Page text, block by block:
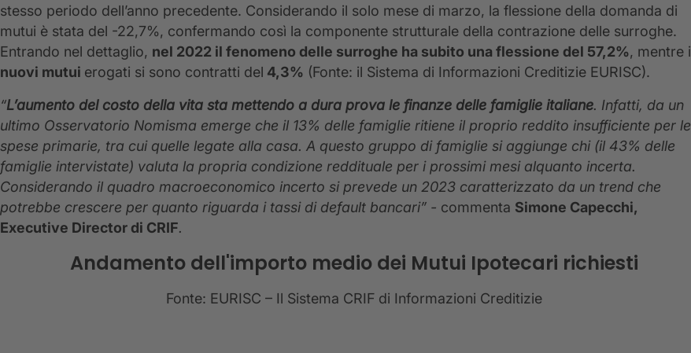
stesso periodo dell’anno precedente. Considerando il solo mese di marzo, la flessione della domanda di
mutui è stata del -22,7%, confermando così la componente strutturale della contrazione delle surroghe.
Entrando nel dettaglio, nel 2022 il fenomeno delle surroghe ha subito una flessione del 57,2%, mentre i
nuovi mutui erogati si sono contratti del 4,3% (Fonte: il Sistema di Informazioni Creditizie EURISC).
“L’aumento del costo della vita sta mettendo a dura prova le finanze delle famiglie italiane. Infatti, da un
ultimo Osservatorio Nomisma emerge che il 13% delle famiglie ritiene il proprio reddito insufficiente per le
spese primarie, tra cui quelle legate alla casa. A questo gruppo di famiglie si aggiunge chi (il 43% delle
famiglie intervistate) valuta la propria condizione reddituale per i prossimi mesi alquanto incerta.
Considerando il quadro macroeconomico incerto si prevede un 2023 caratterizzato da un trend che
potrebbe crescere per quanto riguarda i tassi di default bancari” - commenta Simone Capecchi,
Executive Director di CRIF.
Andamento dell'importo medio dei Mutui Ipotecari richiesti
Fonte: EURISC – Il Sistema CRIF di Informazioni Creditizie